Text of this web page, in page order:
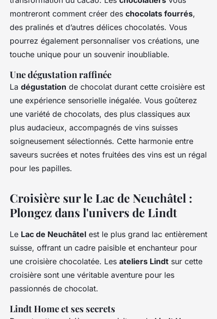
montreront comment créer des chocolats fourrés,
des pralinés et d’autres délices chocolatés. Vous
pourrez également personnaliser vos créations, une
touche unique pour un souvenir inoubliable.
Une dégustation raffinée
La dégustation de chocolat durant cette croisière est
une expérience sensorielle inégalée. Vous goûterez
une variété de chocolats, des plus classiques aux
plus audacieux, accompagnés de vins suisses
soigneusement sélectionnés. Cette harmonie entre
saveurs sucrées et notes fruitées des vins est un régal
pour les papilles.
Croisière sur le Lac de Neuchâtel :
Plongez dans l'univers de Lindt
Le Lac de Neuchâtel est le plus grand lac entièrement
suisse, offrant un cadre paisible et enchanteur pour
une croisière chocolatée. Les ateliers Lindt sur cette
croisière sont une véritable aventure pour les
passionnés de chocolat.
Lindt Home et ses secrets